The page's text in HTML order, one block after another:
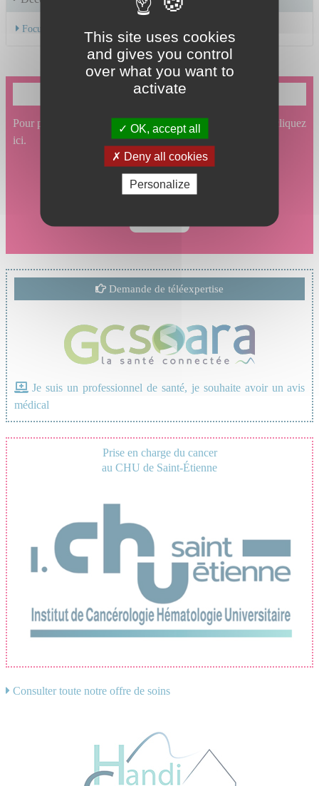
Focus sur les spécialités de prise en charge du service
Je souhaite prendre un rendez-vous en ligne
Pour prendre un rendez-vous en ligne en Neurochirurgie, cliquez
ici.
Demande de téléexpertise
Je suis un professionnel de santé, je souhaite avoir un avis
médical
Prise en charge du cancer
au CHU de Saint-Étienne
Consulter toute notre offre de soins
This site uses cookies
and gives you control
over what you want to
activate
OK, accept all
Deny all cookies
Personalize